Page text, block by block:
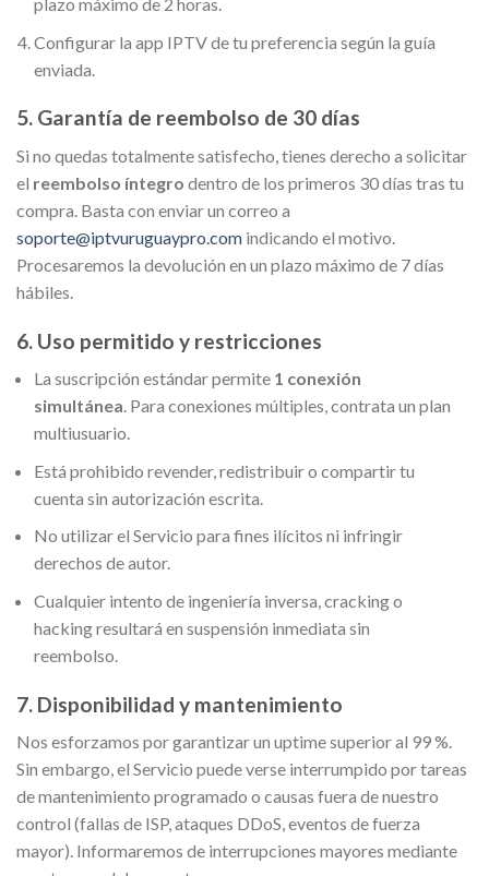
Configurar la app IPTV de tu preferencia según la guía
enviada.
5. Garantía de reembolso de 30 días
Si no quedas totalmente satisfecho, tienes derecho a solicitar
el reembolso íntegro dentro de los primeros 30 días tras tu
compra. Basta con enviar un correo a
soporte@iptvuruguaypro.com indicando el motivo.
Procesaremos la devolución en un plazo máximo de 7 días
hábiles.
6. Uso permitido y restricciones
La suscripción estándar permite 1 conexión
simultánea. Para conexiones múltiples, contrata un plan
multiusuario.
Está prohibido revender, redistribuir o compartir tu
cuenta sin autorización escrita.
No utilizar el Servicio para fines ilícitos ni infringir
derechos de autor.
Cualquier intento de ingeniería inversa, cracking o
hacking resultará en suspensión inmediata sin
reembolso.
7. Disponibilidad y mantenimiento
Nos esforzamos por garantizar un uptime superior al 99 %.
Sin embargo, el Servicio puede verse interrumpido por tareas
de mantenimiento programado o causas fuera de nuestro
control (fallas de ISP, ataques DDoS, eventos de fuerza
mayor). Informaremos de interrupciones mayores mediante